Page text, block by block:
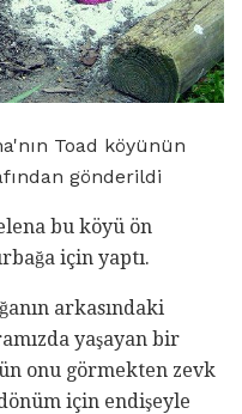
Toad köyünün
gönderildi
bu köyü ön
için yaptı.
arkasındaki
yaşayan bir
onu görmekten zevk
için endişeyle